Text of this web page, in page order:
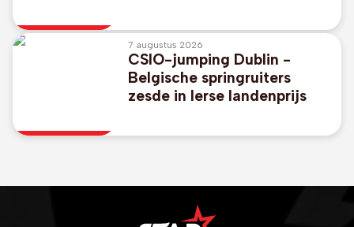
7 augustus 2026
CSIO-jumping Dublin -
Belgische springruiters
zesde in Ierse landenprijs